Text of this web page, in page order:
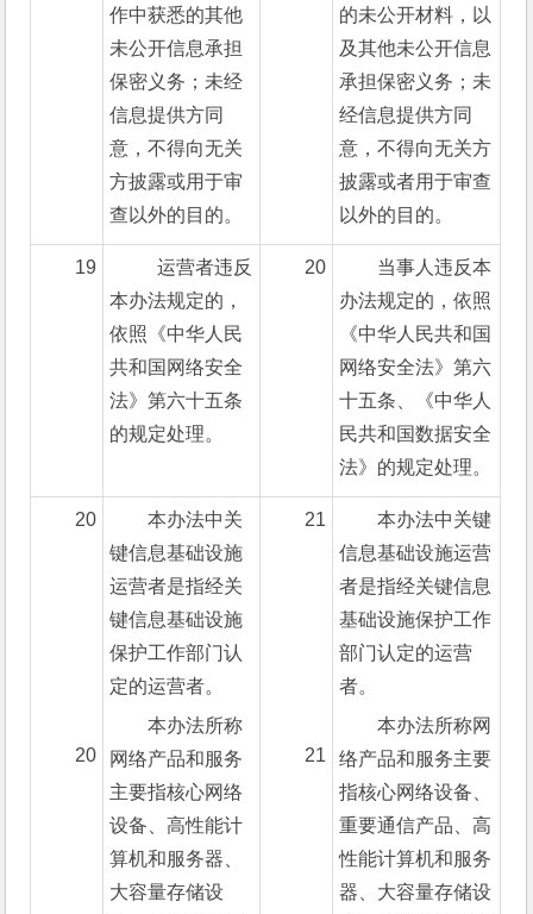
作中获悉的其他
未公开信息承担
保密义务；未经
信息提供方同
意，不得向无关
方披露或用于审
查以外的目的。
的未公开材料，以
及其他未公开信息
承担保密义务；未
经信息提供方同
意，不得向无关方
披露或者用于审查
以外的目的。
19
运营者违反
本办法规定的，
依照《中华人民
共和国网络安全
法》第六十五条
的规定处理。
20
当事人违反本
办法规定的，依照
《中华人民共和国
网络安全法》第六
十五条、《中华人
民共和国数据安全
法》的规定处理。
20
20
本办法中关
键信息基础设施
运营者是指经关
键信息基础设施
保护工作部门认
定的运营者。
本办法所称
网络产品和服务
主要指核心网络
设备、高性能计
算机和服务器、
大容量存储设
21
21
本办法中关键
信息基础设施运营
者是指经关键信息
基础设施保护工作
部门认定的运营
者。
本办法所称网
络产品和服务主要
指核心网络设备、
重要通信产品、高
性能计算机和服务
器、大容量存储设